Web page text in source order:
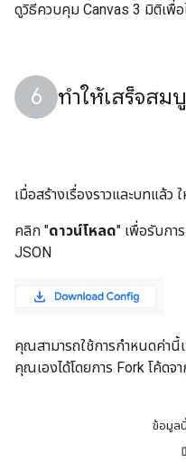
ดูวิธีควบคุม Canvas 3 มิติเ
ทำให้เสร็จส
เมื่อสร้างเรื่องราวและบทแล้ว
คลิก "ดาวน์โหลด" เพื่อรับกา
JSON
คุณสามารถใช้การกำหนดค่านี้
คุณเองได้โดยการ Fork โค้ดจ
ข้อมูล